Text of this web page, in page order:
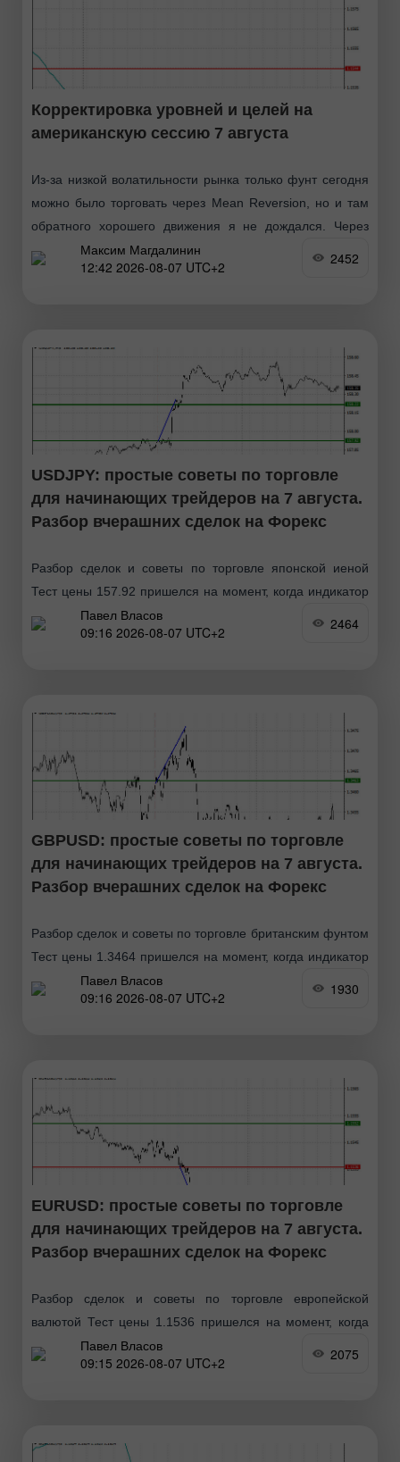
Корректировка уровней и целей на
американскую сессию 7 августа
Из-за низкой волатильности рынка только фунт сегодня
можно было торговать через Mean Reversion, но и там
обратного хорошего движения я не дождался. Через
Momentum я ничего не торговал. Впереди рынок
Максим Магдалинин
12:42 2026-08-07 UTC+2
2452
USDJPY: простые советы по торговле
для начинающих трейдеров на 7 августа.
Разбор вчерашних сделок на Форекс
Разбор сделок и советы по торговле японской иеной
Тест цены 157.92 пришелся на момент, когда индикатор
MACD только начинал движение вверх от нулевой
отметки, что стало подтверждением правильной точки
Павел Власов
09:16 2026-08-07 UTC+2
2464
GBPUSD: простые советы по торговле
для начинающих трейдеров на 7 августа.
Разбор вчерашних сделок на Форекс
Разбор сделок и советы по торговле британским фунтом
Тест цены 1.3464 пришелся на момент, когда индикатор
MACD только начинал движение вверх от нулевой
отметки, что стало подтверждением правильной точки
Павел Власов
09:16 2026-08-07 UTC+2
1930
EURUSD: простые советы по торговле
для начинающих трейдеров на 7 августа.
Разбор вчерашних сделок на Форекс
Разбор сделок и советы по торговле европейской
валютой Тест цены 1.1536 пришелся на момент, когда
индикатор MACD только начинал движение вниз от
нулевой отметки, что стало подтверждением правильной
Павел Власов
09:15 2026-08-07 UTC+2
2075